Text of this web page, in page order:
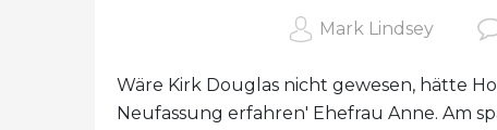
Mark Lindsey
Wäre Kirk Douglas nicht gewesen, hätte
Neufassung erfahren' Ehefrau Anne. Am